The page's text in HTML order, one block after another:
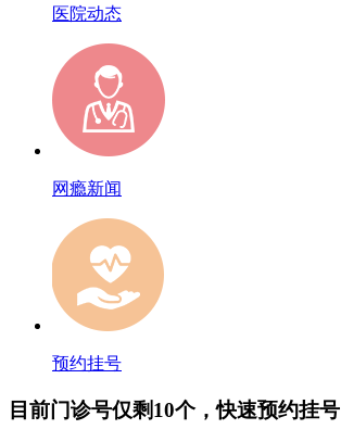
医院动态
网瘾新闻
预约挂号
目前门诊号仅剩10个，快速预约挂号